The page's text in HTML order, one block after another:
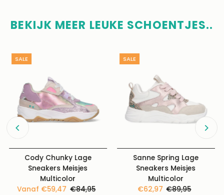
BEKIJK MEER LEUKE SCHOENTJES..
SALE
Cody Chunky Lage
Sneakers Meisjes
Multicolor
Kortingsprijs
Vanaf €59,47 Normale
€84,95
SALE
Sanne Spring Lage
Sneakers Meisjes
Multicolor
Kortingsprijs
€62,97 Normale
€89,95